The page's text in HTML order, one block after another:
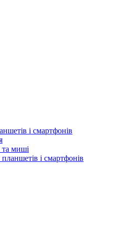
і смартфонів
та миші
і смартфонів